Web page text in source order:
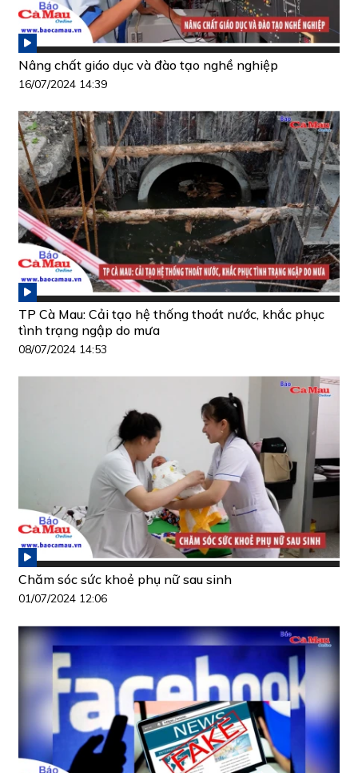
Nâng chất giáo dục và đào tạo nghề nghiệp
16/07/2024 14:39
TP Cà Mau: Cải tạo hệ thống thoát nước, khắc phục
tình trạng ngập do mưa
08/07/2024 14:53
Chăm sóc sức khoẻ phụ nữ sau sinh
01/07/2024 12:06